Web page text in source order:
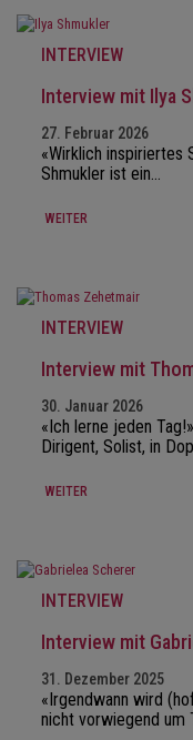
INTERVIEW
Interview mit Ilya
27. Februar 2026
«Wirklich inspiriertes
Shmukler ist ein…
WEITER
INTERVIEW
Interview mit
30. Januar 2026
«Ich lerne jeden
Dirigent, Solist, in
WEITER
INTERVIEW
Interview mit
31. Dezember 2025
«Irgendwann wird
nicht vorwiegend um